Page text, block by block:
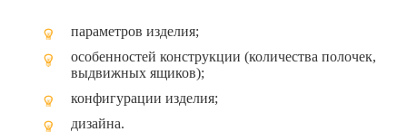
параметров изделия;
особенностей конструкции (количества полочек,
выдвижных ящиков);
конфигурации изделия;
дизайна.